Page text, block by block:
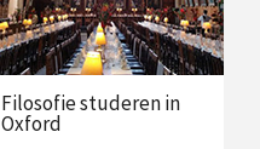
Filosofie studeren in
Oxford